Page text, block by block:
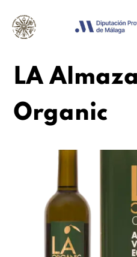
LA
Organic